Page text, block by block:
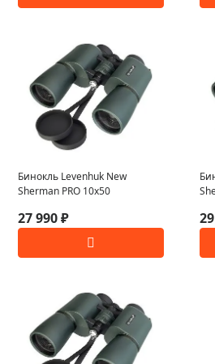
Бинокль Levenhuk New
Sherman PRO 10x50
27 990 ₽